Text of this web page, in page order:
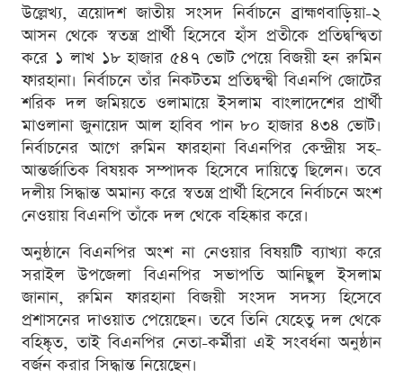
উল্লেখ্য, ত্রয়োদশ জাতীয় সংসদ নির্বাচনে ব্রাহ্মণবাড়িয়া-২
আসন থেকে স্বতন্ত্র প্রার্থী হিসেবে হাঁস প্রতীকে প্রতিদ্বন্দ্বিতা
করে ১ লাখ ১৮ হাজার ৫৪৭ ভোট পেয়ে বিজয়ী হন রুমিন
ফারহানা। নির্বাচনে তাঁর নিকটতম প্রতিদ্বন্দ্বী বিএনপি জোটের
শরিক দল জমিয়তে ওলামায়ে ইসলাম বাংলাদেশের প্রার্থী
মাওলানা জুনায়েদ আল হাবিব পান ৮০ হাজার ৪৩৪ ভোট।
নির্বাচনের আগে রুমিন ফারহানা বিএনপির কেন্দ্রীয় সহ-
আন্তর্জাতিক বিষয়ক সম্পাদক হিসেবে দায়িত্বে ছিলেন। তবে
দলীয় সিদ্ধান্ত অমান্য করে স্বতন্ত্র প্রার্থী হিসেবে নির্বাচনে অংশ
নেওয়ায় বিএনপি তাঁকে দল থেকে বহিষ্কার করে।
অনুষ্ঠানে বিএনপির অংশ না নেওয়ার বিষয়টি ব্যাখ্যা করে
সরাইল উপজেলা বিএনপির সভাপতি আনিছুল ইসলাম
জানান, রুমিন ফারহানা বিজয়ী সংসদ সদস্য হিসেবে
প্রশাসনের দাওয়াত পেয়েছেন। তবে তিনি যেহেতু দল থেকে
বহিষ্কৃত, তাই বিএনপির নেতা-কর্মীরা এই সংবর্ধনা অনুষ্ঠান
বর্জন করার সিদ্ধান্ত নিয়েছেন।